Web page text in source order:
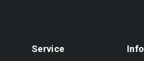
Service Info